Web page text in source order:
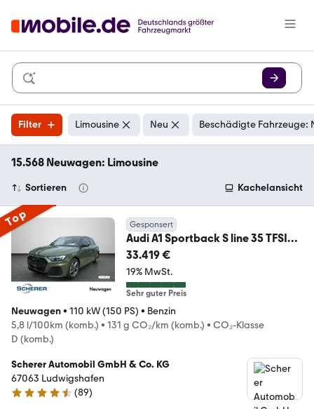
Filter Limousine Neu Beschädigte Fahrzeuge:
15.568 Neuwagen: Limousine
Sortieren Kachelansicht
Top Gesponsert
Audi A1 Sportback S line 35 TFSI
110(150) kW(PS) S tr
33.419 €
19% MwSt.
Sehr guter Preis
Neuwagen• 110 kW (150 PS) • Benzin
5,8 l/100km (komb.) • 131 g CO₂/km (komb.) • CO₂-Klasse
D (komb.)
Scherer Automobil GmbH & Co. KG
67063 Ludwigshafen
4.7 Sterne
(89)